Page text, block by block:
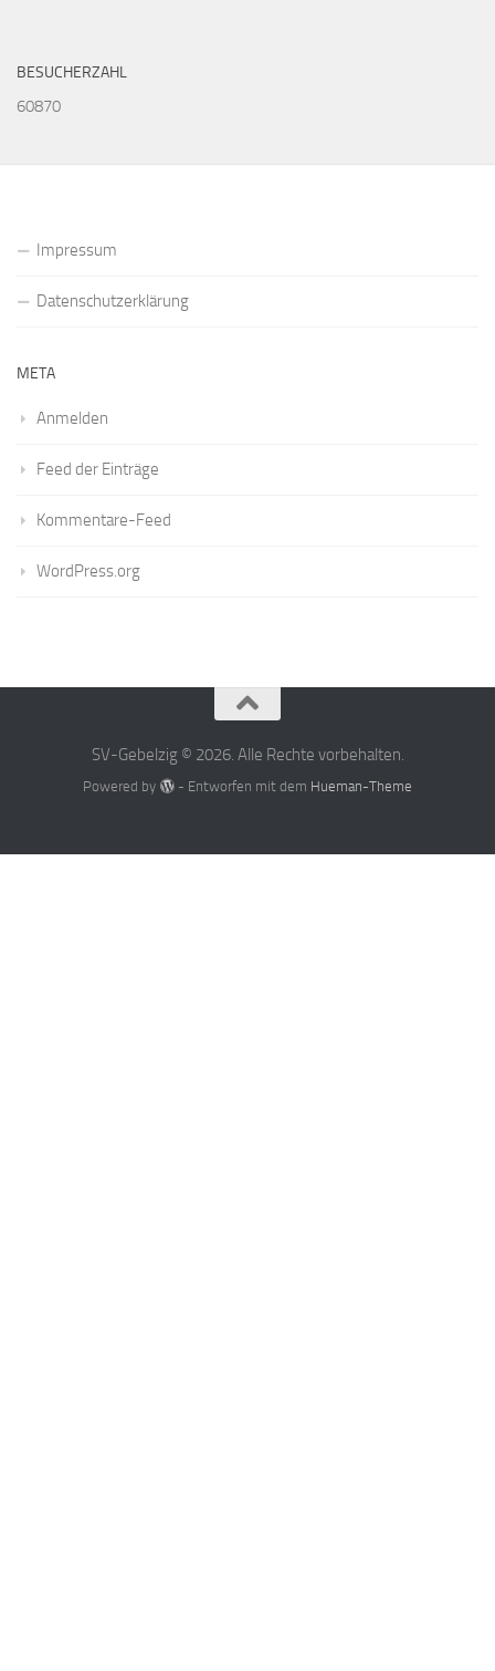
BESUCHERZAHL
60870
Impressum
Datenschutzerklärung
META
Anmelden
Feed der Einträge
Kommentare-Feed
WordPress.org
SV-Gebelzig © 2026. Alle Rechte vorbehalten.
Powered by - Entworfen mit dem Hueman-Theme